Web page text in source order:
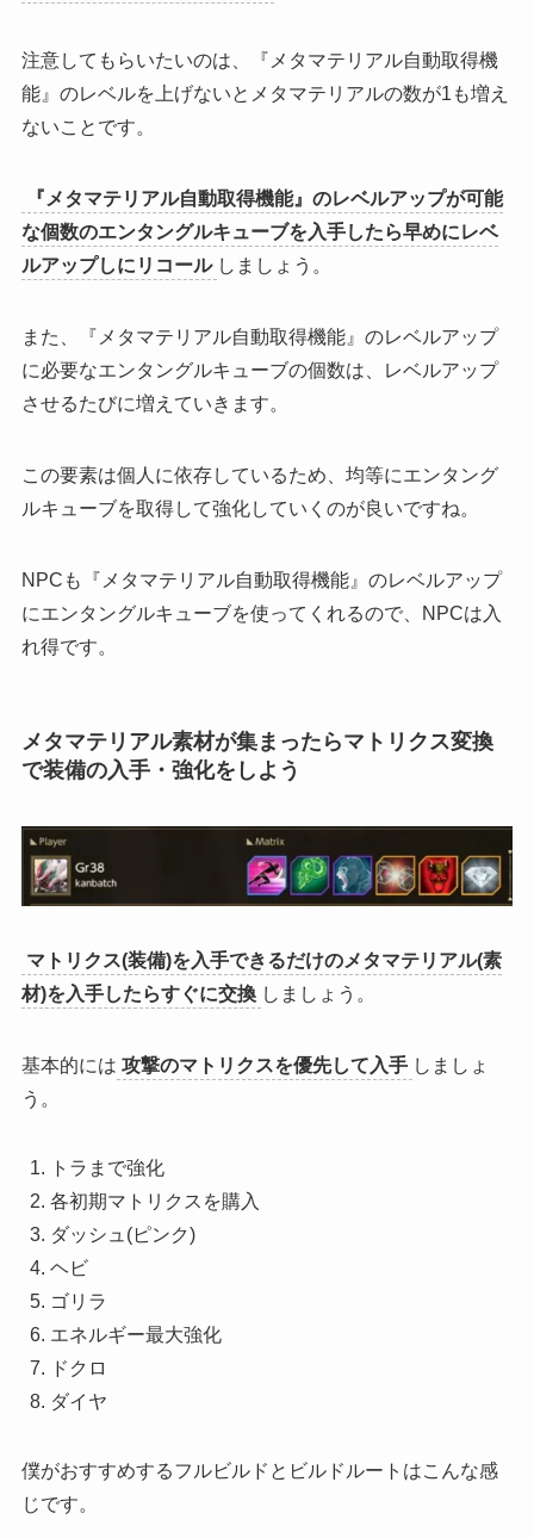
注意してもらいたいのは、
『メタマテリアル自動取得機
能』のレベルを上げないとメタマテリアルの数が1も増え
ないことです。
『メタマテリアル自動取得機能』のレベルアップが可能
な個数のエンタングルキューブを入手したら早めにレベ
ルアップしにリコール しましょう。
また、『メタマテリアル自動取得機能』のレベルアップ
に必要なエンタングルキューブの個数は、レベルアップ
させるたびに増えていきます。
この要素は個人に依存しているため、均等にエンタング
ルキューブを取得して強化していくのが良いですね。
NPCも『メタマテリアル自動取得機能』のレベルアップ
にエンタングルキューブを使ってくれるので、NPCは入
れ得です。
メタマテリアル素材が集まったらマトリクス変換
で装備の入手・強化をしよう
マトリクス(装備)を入手できるだけのメタマテリアル(素
材)を入手したらすぐに交換 しましょう。
基本的には 攻撃のマトリクスを優先して入手 しましょ
う。
トラまで強化
各初期マトリクスを購入
ダッシュ(ピンク)
ヘビ
ゴリラ
エネルギー最大強化
ドクロ
ダイヤ
僕がおすすめするフルビルドとビルドルートはこんな感
じです。